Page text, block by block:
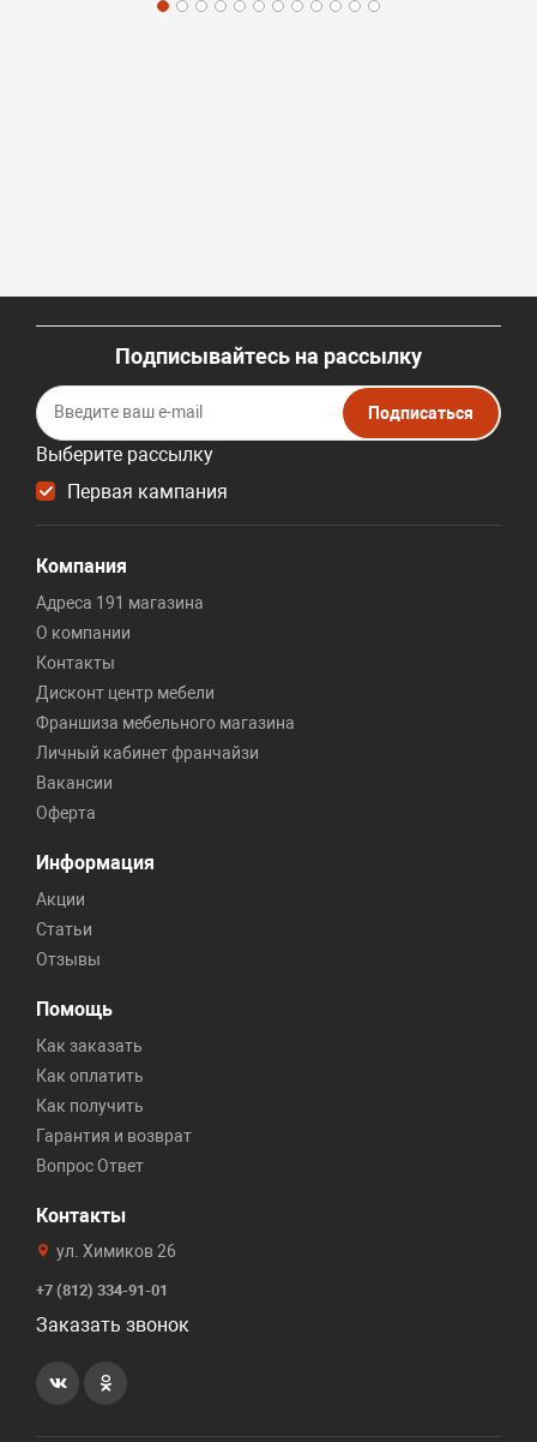
Подписывайтесь на рассылку
Выберите рассылку
Первая кампания
Подписаться
Компания
Адреса 191 магазина
О компании
Контакты
Дисконт центр мебели
Франшиза мебельного магазина
Личный кабинет франчайзи
Вакансии
Оферта
Информация
Акции
Статьи
Отзывы
Помощь
Как заказать
Как оплатить
Как получить
Гарантия и возврат
Вопрос Ответ
Контакты
ул. Химиков 26
+7 (812) 334-91-01
Заказать звонок